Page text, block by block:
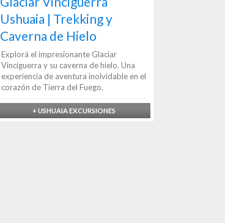
Ushuaia | Trekking y
Caverna de Hielo
Explorá el impresionante Glaciar
Vinciguerra y su caverna de hielo. Una
experiencia de aventura inolvidable en el
corazón de Tierra del Fuego.
+ USHUAIA EXCURSIONES